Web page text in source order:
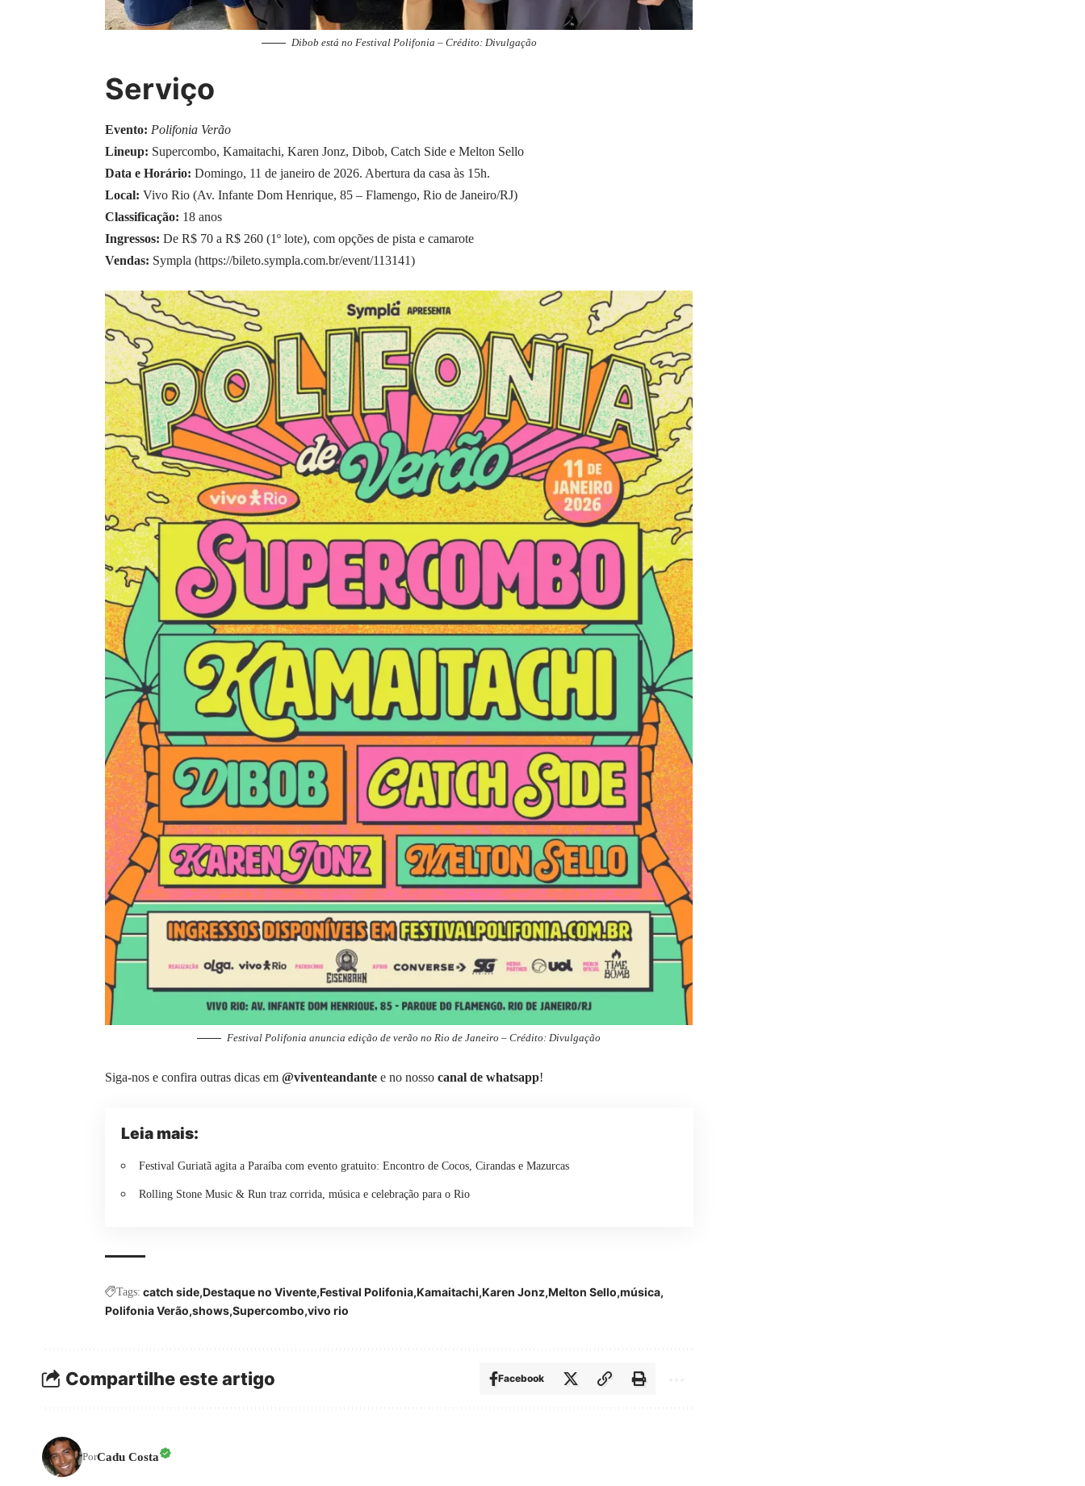
Dibob está no Festival Polifonia – Crédito: Divulgação
Serviço
Evento: Polifonia Verão
Lineup: Supercombo, Kamaitachi, Karen Jonz, Dibob, Catch Side e Melton Sello
Data e Horário: Domingo, 11 de janeiro de 2026. Abertura da casa às 15h.
Local: Vivo Rio (Av. Infante Dom Henrique, 85 – Flamengo, Rio de Janeiro/RJ)
Classificação: 18 anos
Ingressos: De R$ 70 a R$ 260 (1º lote), com opções de pista e camarote
Vendas: Sympla (https://bileto.sympla.com.br/event/113141)
Festival Polifonia anuncia edição de verão no Rio de Janeiro – Crédito: Divulgação
Siga-nos e confira outras dicas em @viventeandante e no nosso canal de whatsapp!
Leia mais:
Festival Guriatã agita a Paraíba com evento gratuito: Encontro de Cocos, Cirandas e Mazurcas
Rolling Stone Music & Run traz corrida, música e celebração para o Rio
Tags: catch side Destaque no Vivente Festival Polifonia Kamaitachi Karen Jonz Melton Sello música
Polifonia Verão shows Supercombo vivo rio
Compartilhe este artigo Facebook
PorCadu Costa